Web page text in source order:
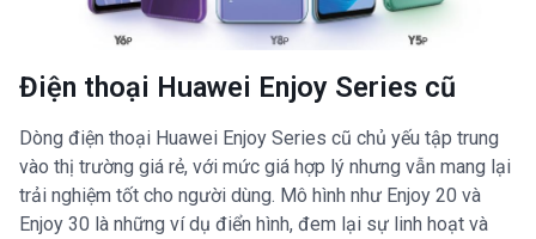
Điện thoại Huawei Enjoy Series cũ
Dòng điện thoại Huawei Enjoy Series cũ chủ yếu tập trung
vào thị trường giá rẻ, với mức giá hợp lý nhưng vẫn mang lại
trải nghiệm tốt cho người dùng. Mô hình như Enjoy 20 và
Enjoy 30 là những ví dụ điển hình, đem lại sự linh hoạt và